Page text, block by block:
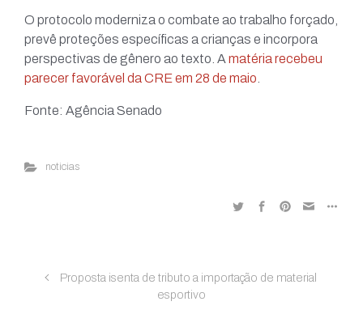
O protocolo moderniza o combate ao trabalho forçado,
prevê proteções específicas a crianças e incorpora
perspectivas de gênero ao texto. A matéria recebeu
parecer favorável da CRE em 28 de maio
Fonte: Agência Senado
noticias
Proposta isenta de tributo a importação de material
esportivo